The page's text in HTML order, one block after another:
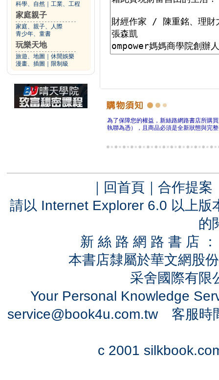
科學、自然 工業、工程
家庭親子
家庭、親子、人際
青少年、童書
玩樂天地
旅遊、地圖
休閒娛樂
漫畫、插圖
限制級
為了保障您的權益，新絲路網路書店所購
執聯為憑），且商品必須是全新狀態與完
｜ 回首頁 ｜ 合作提案
請以 Internet Explorer 6.0 以上
的
新 絲 路 網 路 書 店
本書店隸屬於華文網股
采舍國際有
Your Personal Knowledge
service@book4u.com.tw客服時
c 2001